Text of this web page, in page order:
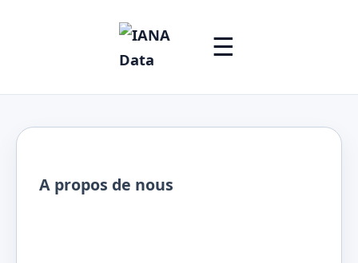
☰
A propos de nous